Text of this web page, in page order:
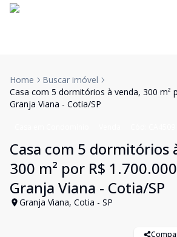
Home
Buscar imóvel
Casa com 5 dormitórios à venda, 300 m²
Granja Viana - Cotia/SP
Casa com 5 dormitórios
300 m² por R$
Granja Viana - Cotia/SP
Granja Viana, Cotia - SP